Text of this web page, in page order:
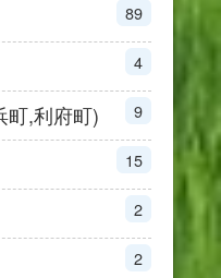
89
4
町,利府町) 9
15
2
2